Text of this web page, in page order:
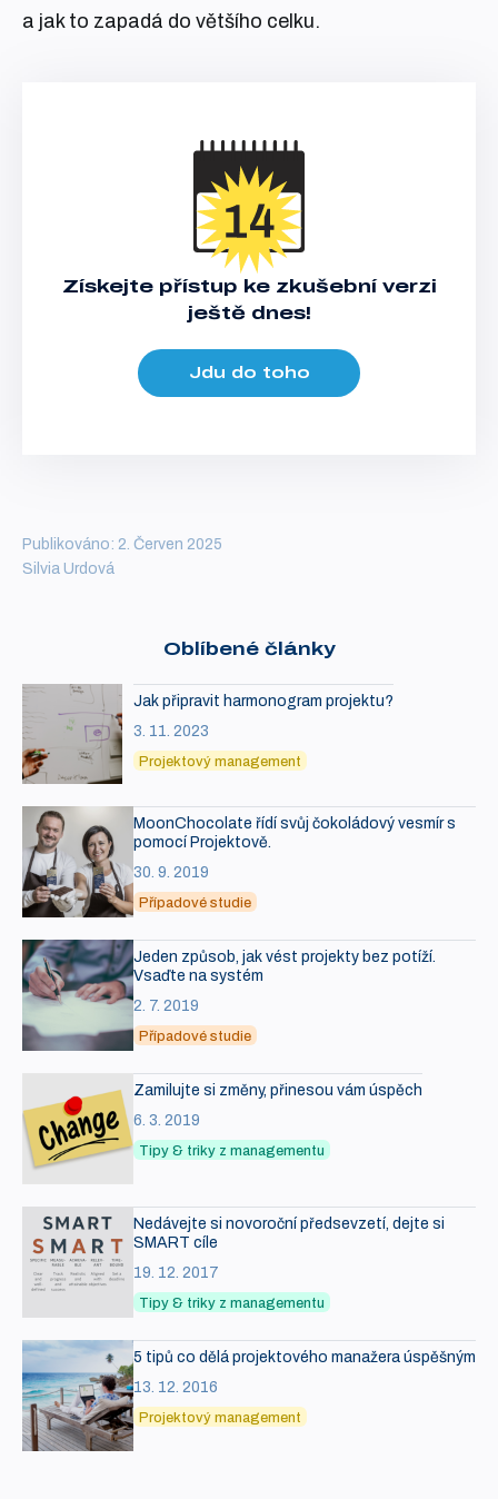
a jak to zapadá do většího celku.
Získejte přístup ke zkušební verzi
ještě dnes!
Jdu do toho
Publikováno: 2. Červen 2025
Silvia Urdová
Oblíbené články
Jak připravit harmonogram projektu?
3. 11. 2023
Projektový management
MoonChocolate řídí svůj čokoládový vesmír s
pomocí Projektově.
30. 9. 2019
Případové studie
Jeden způsob, jak vést projekty bez potíží.
Vsaďte na systém
2. 7. 2019
Případové studie
Zamilujte si změny, přinesou vám úspěch
6. 3. 2019
Tipy & triky z managementu
Nedávejte si novoroční předsevzetí, dejte si
SMART cíle
19. 12. 2017
Tipy & triky z managementu
5 tipů co dělá projektového manažera úspěšným
13. 12. 2016
Projektový management